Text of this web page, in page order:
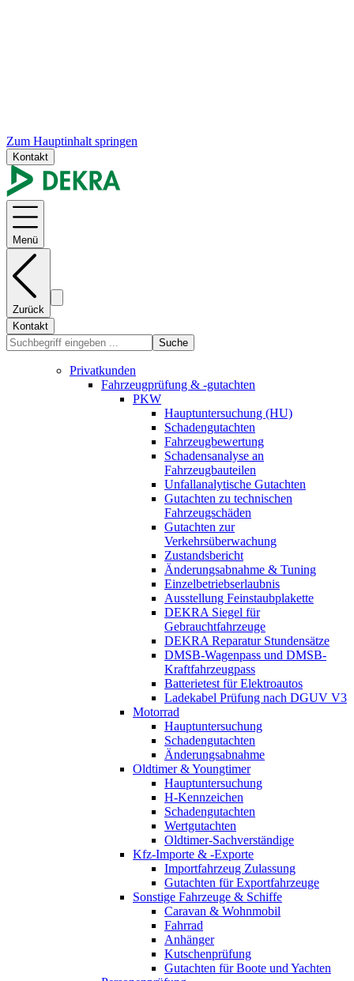
Zum Hauptinhalt springen
Kontakt
Menü
Zurück
Kontakt
Suche
Privatkunden
Fahrzeugprüfung & -gutachten
PKW
Hauptuntersuchung (HU)
Schadengutachten
Fahrzeugbewertung
Schadensanalyse an
Fahrzeugbauteilen
Unfallanalytische Gutachten
Gutachten zu technischen
Fahrzeugschäden
Gutachten zur
Verkehrsüberwachung
Zustandsbericht
Änderungsabnahme & Tuning
Einzelbetriebserlaubnis
Ausstellung Feinstaubplakette
DEKRA Siegel für
Gebrauchtfahrzeuge
DEKRA Reparatur Stundensätze
DMSB-Wagenpass und DMSB-
Kraftfahrzeugpass
Batterietest für Elektroautos
Ladekabel Prüfung nach DGUV V3
Motorrad
Hauptuntersuchung
Schadengutachten
Änderungsabnahme
Oldtimer & Youngtimer
Hauptuntersuchung
H-Kennzeichen
Schadengutachten
Wertgutachten
Oldtimer-Sachverständige
Kfz-Importe & -Exporte
Importfahrzeug Zulassung
Gutachten für Exportfahrzeuge
Sonstige Fahrzeuge & Schiffe
Caravan & Wohnmobil
Fahrrad
Anhänger
Kutschenprüfung
Gutachten für Boote und Yachten